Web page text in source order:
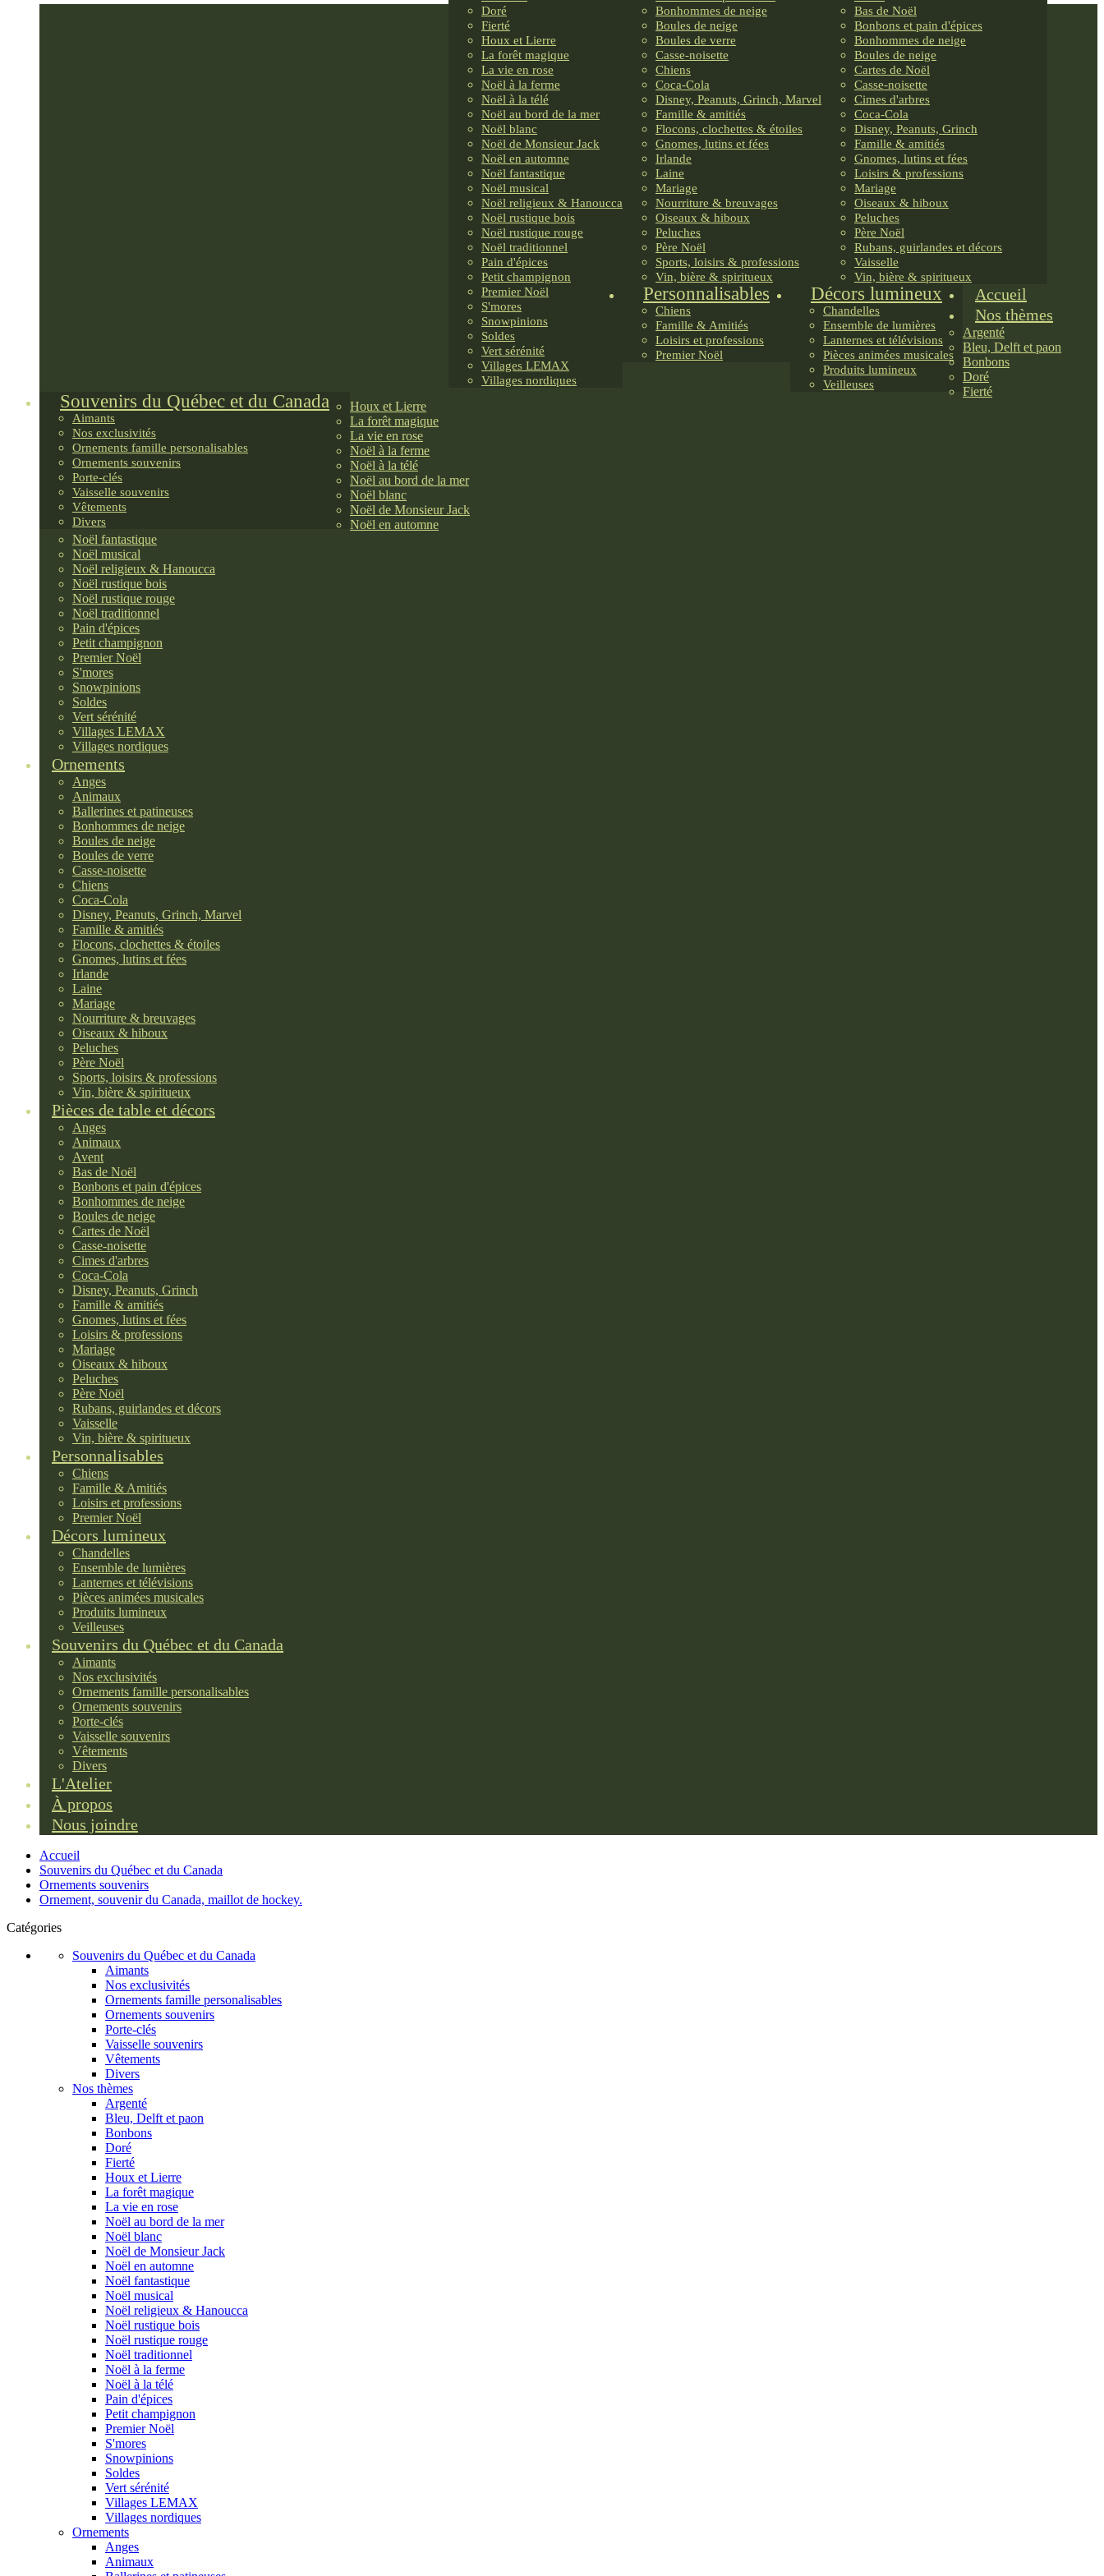
Doré
Fierté
Houx et Lierre
La forêt magique
La vie en rose
Noël à la ferme
Noël à la télé
Noël au bord de la mer
Noël blanc
Noël de Monsieur Jack
Noël en automne
Noël fantastique
Noël musical
Noël religieux & Hanoucca
Noël rustique bois
Noël rustique rouge
Noël traditionnel
Pain d'épices
Petit champignon
Premier Noël
S'mores
Snowpinions
Soldes
Vert sérénité
Villages LEMAX
Villages nordiques
Bonhommes de neige
Boules de neige
Boules de verre
Casse-noisette
Chiens
Coca-Cola
Disney, Peanuts, Grinch, Marvel
Famille & amitiés
Flocons, clochettes & étoiles
Gnomes, lutins et fées
Irlande
Laine
Mariage
Nourriture & breuvages
Oiseaux & hiboux
Peluches
Père Noël
Sports, loisirs & professions
Vin, bière & spiritueux
Bas de Noël
Bonbons et pain d'épices
Bonhommes de neige
Boules de neige
Cartes de Noël
Casse-noisette
Cimes d'arbres
Coca-Cola
Disney, Peanuts, Grinch
Famille & amitiés
Gnomes, lutins et fées
Loisirs & professions
Mariage
Oiseaux & hiboux
Peluches
Père Noël
Rubans, guirlandes et décors
Vaisselle
Vin, bière & spiritueux
Personnalisables
Chiens
Famille & Amitiés
Loisirs et professions
Premier Noël
Décors lumineux
Chandelles
Ensemble de lumières
Lanternes et télévisions
Pièces animées musicales
Produits lumineux
Veilleuses
Souvenirs du Québec et du Canada
Aimants
Nos exclusivités
Ornements famille personalisables
Ornements souvenirs
Porte-clés
Vaisselle souvenirs
Vêtements
Divers
Accueil
Nos thèmes
Argenté
Bleu, Delft et paon
Bonbons
Doré
Fierté
Houx et Lierre
La forêt magique
La vie en rose
Noël à la ferme
Noël à la télé
Noël au bord de la mer
Noël blanc
Noël de Monsieur Jack
Noël en automne
Noël fantastique
Noël musical
Noël religieux & Hanoucca
Noël rustique bois
Noël rustique rouge
Noël traditionnel
Pain d'épices
Petit champignon
Premier Noël
S'mores
Snowpinions
Soldes
Vert sérénité
Villages LEMAX
Villages nordiques
Ornements
Anges
Animaux
Ballerines et patineuses
Bonhommes de neige
Boules de neige
Boules de verre
Casse-noisette
Chiens
Coca-Cola
Disney, Peanuts, Grinch, Marvel
Famille & amitiés
Flocons, clochettes & étoiles
Gnomes, lutins et fées
Irlande
Laine
Mariage
Nourriture & breuvages
Oiseaux & hiboux
Peluches
Père Noël
Sports, loisirs & professions
Vin, bière & spiritueux
Pièces de table et décors
Anges
Animaux
Avent
Bas de Noël
Bonbons et pain d'épices
Bonhommes de neige
Boules de neige
Cartes de Noël
Casse-noisette
Cimes d'arbres
Coca-Cola
Disney, Peanuts, Grinch
Famille & amitiés
Gnomes, lutins et fées
Loisirs & professions
Mariage
Oiseaux & hiboux
Peluches
Père Noël
Rubans, guirlandes et décors
Vaisselle
Vin, bière & spiritueux
Personnalisables
Chiens
Famille & Amitiés
Loisirs et professions
Premier Noël
Décors lumineux
Chandelles
Ensemble de lumières
Lanternes et télévisions
Pièces animées musicales
Produits lumineux
Veilleuses
Souvenirs du Québec et du Canada
Aimants
Nos exclusivités
Ornements famille personalisables
Ornements souvenirs
Porte-clés
Vaisselle souvenirs
Vêtements
Divers
L'Atelier
À propos
Nous joindre
Accueil
Souvenirs du Québec et du Canada
Ornements souvenirs
Ornement, souvenir du Canada, maillot de hockey.
Catégories
Nos thèmes
Argenté
Bleu, Delft et paon
Bonbons
Doré
Fierté
Houx et Lierre
La forêt magique
La vie en rose
Noël au bord de la mer
Noël blanc
Noël de Monsieur Jack
Noël en automne
Noël fantastique
Noël musical
Noël religieux & Hanoucca
Noël rustique bois
Noël rustique rouge
Noël traditionnel
Noël à la ferme
Noël à la télé
Pain d'épices
Petit champignon
Premier Noël
S'mores
Snowpinions
Soldes
Vert sérénité
Villages LEMAX
Villages nordiques
Ornements
Anges
Animaux
Souvenirs du Québec et du Canada
Aimants
Nos exclusivités
Ornements famille personalisables
Ornements souvenirs
Porte-clés
Vaisselle souvenirs
Vêtements
Divers